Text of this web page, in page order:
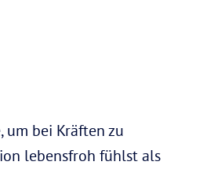
bei Kräften zu
lebensfroh fühlst als